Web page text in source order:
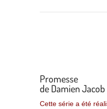
Promesse
de Damien Jacob
Cette série a été